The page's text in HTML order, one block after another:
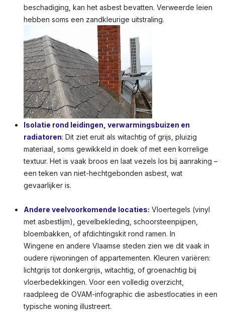
beschadiging, kan het asbest bevatten. Verweerde leien
hebben soms een zandkleurige uitstraling.
Isolatie rond leidingen, verwarmingsbuizen en
radiatoren: Dit ziet eruit als witachtig of grijs, pluizig
materiaal, soms gewikkeld in doek of met een korrelige
textuur. Het is vaak broos en laat vezels los bij aanraking –
een teken van niet-hechtgebonden asbest, wat
gevaarlijker is.
Andere veelvoorkomende locaties:
Vloertegels (vinyl
met asbestlijm), gevelbekleding, schoorsteenpijpen,